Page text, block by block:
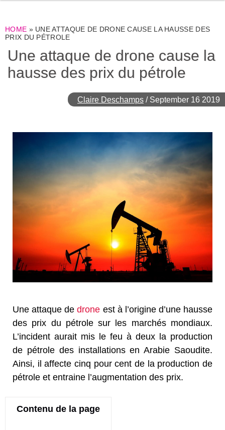
HOME » UNE ATTAQUE DE DRONE CAUSE LA HAUSSE DES
PRIX DU PÉTROLE
Une attaque de drone cause la
hausse des prix du pétrole
Claire Deschamps / September 16 2019
Une attaque dedrone est à l’origine d’une hausse
des prix du pétrole sur les marchés mondiaux.
L’incident aurait mis le feu à deux la production
de pétrole des installations en Arabie Saoudite.
Ainsi, il affecte cinq pour cent de la production de
pétrole et entraine l’augmentation des prix.
Contenu de la page